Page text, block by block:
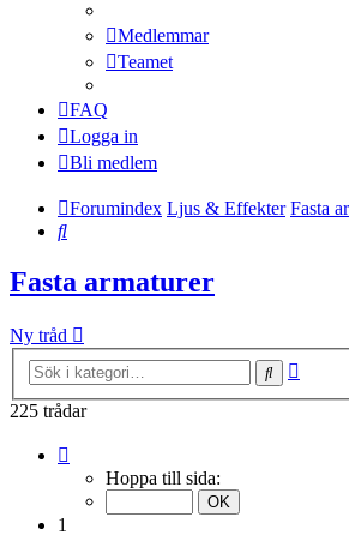
Medlemmar
Teamet
FAQ
Logga in
Bli medlem
Forumindex Ljus & Effekter Fasta
Sök
Fasta armaturer
Ny tråd
Sök
225 trådar
Hoppa till sida:
1